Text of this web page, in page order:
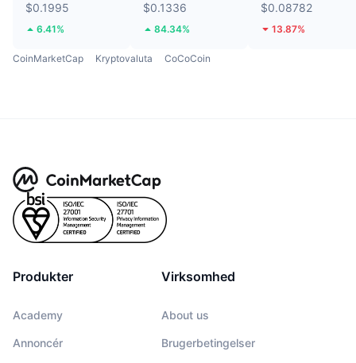
$0.1995
6.41%
$0.1336
84.34%
$0.08782
13.87%
CoinMarketCap Kryptovaluta CoCoCoin
Produkter
Academy
Annoncér
Virksomhed
About us
Brugerbetingelser